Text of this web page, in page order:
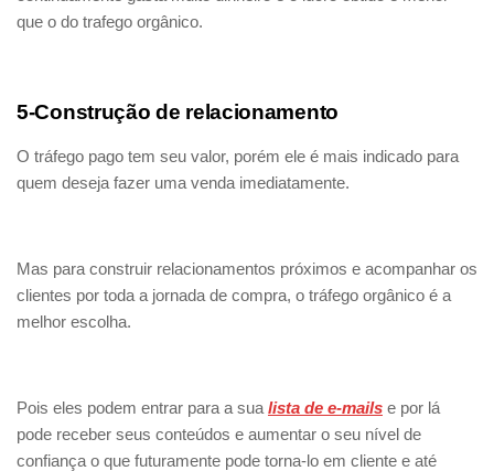
que o do trafego orgânico.
5-Construção de relacionamento
O tráfego pago tem seu valor, porém ele é mais indicado para
quem deseja fazer uma venda imediatamente.
Mas para construir relacionamentos próximos e acompanhar os
clientes por toda a jornada de compra, o tráfego orgânico é a
melhor escolha.
Pois eles podem entrar para a sua lista de e-mails e por lá
pode receber seus conteúdos e aumentar o seu nível de
confiança o que futuramente pode torna-lo em cliente e até